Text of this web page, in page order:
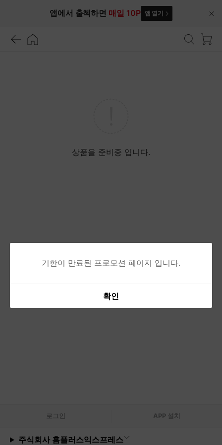
앱에서 출첵하면 매일 10P 앱 열기
닫
상품을 준비중 입니다.
로그 인 APP 설치
주식회사 홈플러스익스프레스
기한이 만료된 프로모션 페이지 입니다.
확인